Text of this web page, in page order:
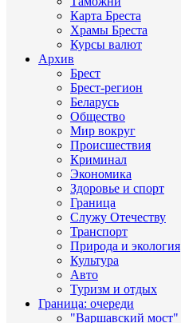
Карта Бреста
Храмы Бреста
Курсы валют
Архив
Брест
Брест-регион
Беларусь
Общество
Мир вокруг
Происшествия
Криминал
Экономика
Здоровье и спорт
Граница
Служу Отечеству
Транспорт
Природа и экология
Культура
Авто
Туризм и отдых
Граница: очереди
"Варшавский мост"